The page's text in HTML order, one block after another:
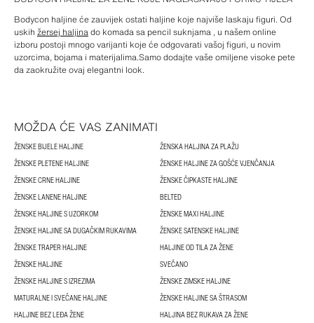
Bodycon haljine će zauvijek ostati haljine koje najviše laskaju figuri. Od
uskih žersej haljinado komada sa pencil suknjama , u našem online
izboru postoji mnogo varijanti koje će odgovarati vašoj figuri, u novim
uzorcima, bojama i materijalima.Samo dodajte vaše omiljene visoke pete
da zaokružite ovaj elegantni look.
MOŽDA ĆE VAS ZANIMATI
ŽENSKE BIJELE HALJINE
ŽENSKA HALJINA ZA PLAŽU
ŽENSKE PLETENE HALJINE
ŽENSKE HALJINE ZA GOŠĆE VJENČANJA
ŽENSKE CRNE HALJINE
ŽENSKE ČIPKASTE HALJINE
ŽENSKE LANENE HALJINE
BELTED
ŽENSKE HALJINE S UZORKOM
ŽENSKE MAXI HALJINE
ŽENSKE HALJINE SA DUGAČKIM RUKAVIMA
ŽENSKE SATENSKE HALJINE
ŽENSKE TRAPER HALJINE
HALJINE OD TILA ZA ŽENE
ŽENSKE HALJINE
SVEČANO
ŽENSKE HALJINE S IZREZIMA
ŽENSKE ZIMSKE HALJINE
MATURALNE I SVEČANE HALJINE
ŽENSKE HALJINE SA ŠTRASOM
HALJINE BEZ LEĐA ŽENE
HALJINA BEZ RUKAVA ZA ŽENE